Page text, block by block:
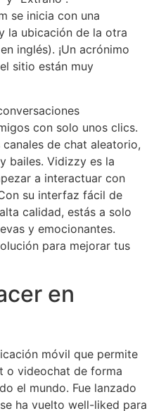
se inicia con una
la ubicación de la otra
inglés). ¡Un acrónimo
sitio están muy
con solo unos clics.
de chat aleatorio,
bailes. Vidizzy es la
a interactuar con
su interfaz fácil de
calidad, estás a solo
y emocionantes.
para mejorar tus
en
móvil que permite
o videochat de forma
el mundo. Fue lanzado
ha vuelto well-liked para